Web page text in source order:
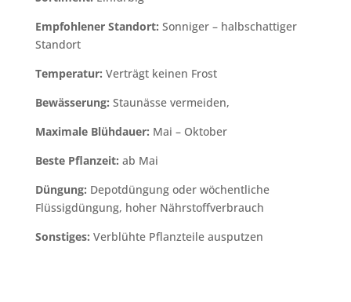
Empfohlener Standort: Sonniger – halbschattiger
Standort
Temperatur: Verträgt keinen Frost
Bewässerung: Staunässe vermeiden,
Maximale Blühdauer: Mai – Oktober
Beste Pflanzeit: ab Mai
Düngung: Depotdüngung oder wöchentliche
Flüssigdüngung, hoher Nährstoffverbrauch
Sonstiges: Verblühte Pflanzteile ausputzen